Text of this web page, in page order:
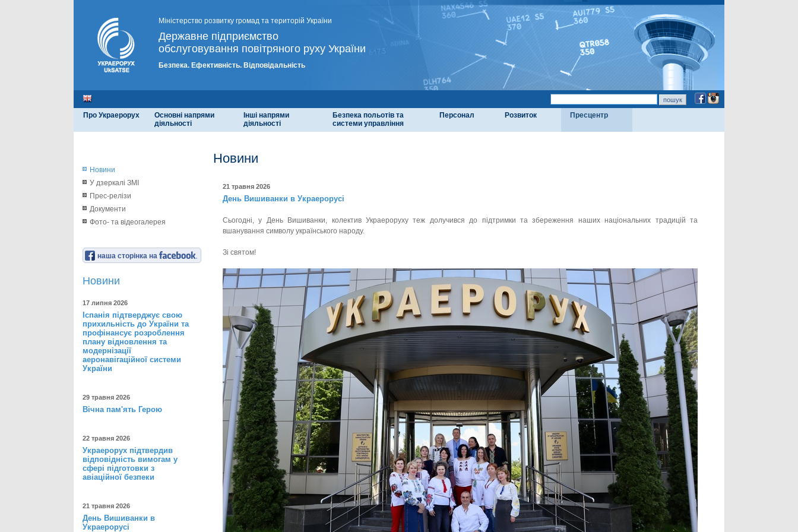
Міністерство розвитку громад та територій України
Державне підприємство
обслуговування повітряного руху України
Безпека. Ефективність. Відповідальність
Про Украерорух
Основні напрями
діяльності
Інші напрями
діяльності
Безпека польотів та
системи управління
Персонал Розвиток Пресцентр
Новини
У дзеркалі ЗМІ
Прес-релізи
Документи
Фото- та відеогалерея
наша сторінка на
Новини
17 липня 2026
Іспанія підтверджує свою
прихильність до України та
профінансує розроблення
плану відновлення та
модернізації
аеронавігаційної системи
України
29 травня 2026
Вічна пам'ять Герою
22 травня 2026
Украерорух підтвердив
відповідність вимогам у
сфері підготовки з
авіаційної безпеки
21 травня 2026
День Вишиванки в
Украерорусі
Новини
21 травня 2026
День Вишиванки в Украерорусі
Сьогодні, у День Вишиванки, колектив Украероруху теж долучився до підтримки та збереження наших національних традицій та
вшанування символу українського народу.
Зі святом!